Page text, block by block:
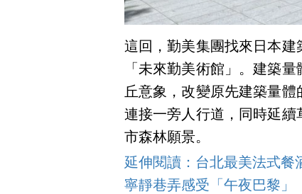
這回，勤美集團找來日本
「未來勤美術館」。建築
丘意象，改變原先建築量
連接一旁人行道，同時延
市森林願景。
延伸閱讀：台北最美法式餐
寧靜巷弄感受「午夜巴黎」